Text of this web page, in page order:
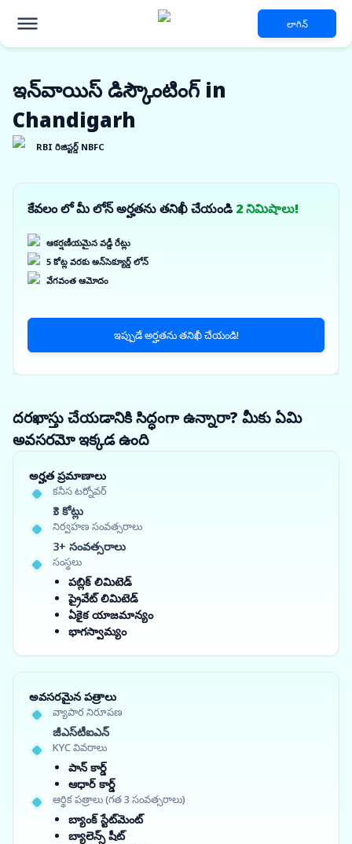
లాగిన్
ఇన్‌వాయిస్ డిస్కౌంటింగ్ in
Chandigarh
RBI రిజిస్టర్డ్ NBFC
కేవలం లో మీ లోన్ అర్హతను తనిఖీ చేయండి 2 నిమిషాలు!
ఆకర్షణీయమైన వడ్డీ రేట్లు
5 కోట్ల వరకు అన్‌సెక్యూర్డ్ లోన్
వేగవంత ఆమోదం
ఇప్పుడే అర్హతను తనిఖీ చేయండి!
దరఖాస్తు చేయడానికి సిద్ధంగా ఉన్నారా? మీకు ఏమి
అవసరమో ఇక్కడ ఉంది
అర్హత ప్రమాణాలు
కనీస టర్నోవర్
₹3 కోట్లు
నిర్వహణ సంవత్సరాలు
3+ సంవత్సరాలు
సంస్థలు
పబ్లిక్ లిమిటెడ్
ప్రైవేట్ లిమిటెడ్
ఏకైక యాజమాన్యం
భాగస్వామ్యం
అవసరమైన పత్రాలు
వ్యాపార నిరూపణ
జీఎస్‌టీఐఎన్
KYC వివరాలు
పాన్ కార్డ్
ఆధార్ కార్డ్
ఆర్థిక పత్రాలు (గత 3 సంవత్సరాలు)
బ్యాంక్ స్టేట్‌మెంట్
బ్యాలెన్స్ షీట్